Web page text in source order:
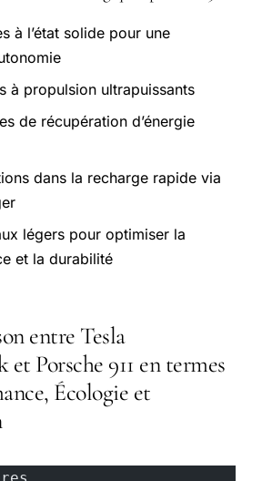
à l’état solide pour une
à propulsion ultrapuissants
de récupération d’énergie
dans la recharge rapide via
légers pour optimiser la
et la durabilité
entre Tesla
Porsche 911 en termes
Écologie et